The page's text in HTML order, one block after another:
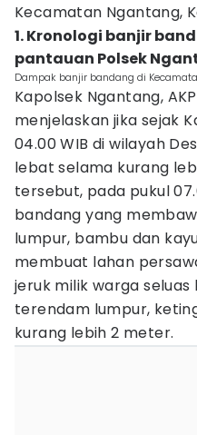
Kecamatan Ngantang,
1. Kronologi banjir
pantauan Polsek
Dampak banjir bandang di
Kapolsek Ngantang,
menjelaskan jika sejak
04.00 WIB di wilayah
lebat selama kurang
tersebut, pada pukul
bandang yang
lumpur, bambu dan
membuat lahan
jeruk milik warga
terendam lumpur,
kurang lebih 2 meter.